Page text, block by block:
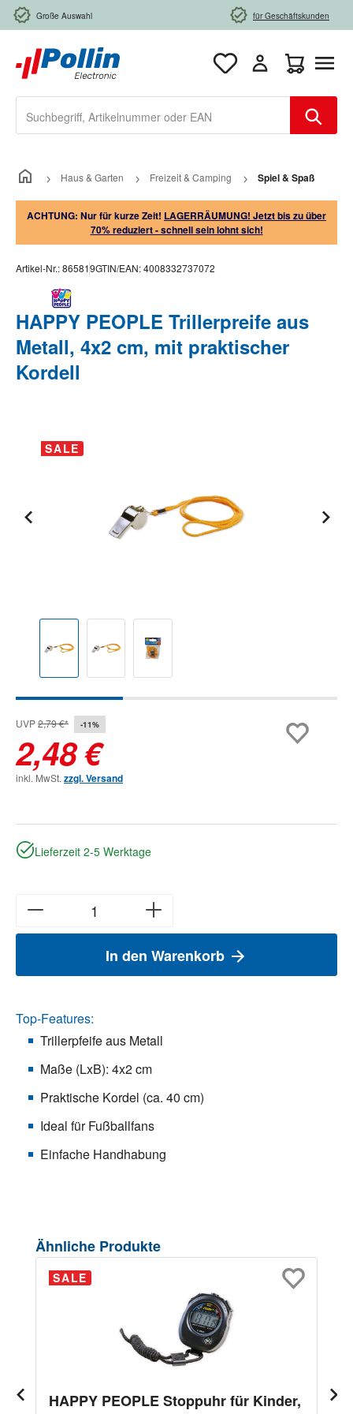
Zum Hauptinhalt springen
Große Auswahl für Geschäftskunden
Haus & Garten Freizeit & Camping Spiel & Spaß
ACHTUNG: Nur für kurze Zeit! LAGERRÄUMUNG! Jetzt bis zu über
70% reduziert - schnell sein lohnt sich!
Artikel-Nr.:865819GTIN/EAN:4008332737072
HAPPY PEOPLE Trillerpreife aus
Metall, 4x2 cm, mit praktischer
Kordell
Bildergalerie überspringen
SALE
UVP2,79 €* -11%
2,48 €
inkl. MwSt. zzgl. Versand
Lieferzeit 2-5 Werktage
In den Warenkorb
Top-Features:
Trillerpfeife aus Metall
Maße (LxB): 4x2 cm
Praktische Kordel (ca. 40 cm)
Ideal für Fußballfans
Einfache Handhabung
Produktgalerie überspringen
Ähnliche Produkte
SALE
HAPPY PEOPLE Stoppuhr für Kinder,